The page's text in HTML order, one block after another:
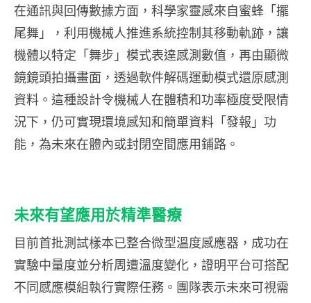
在通訊與回傳數據方面，科學家靈感來自蜜蜂「擺
尾舞」，利用機械人推進系統控制其移動軌跡，讓
機體以特定「舞步」模式表達感測數值，再由顯微
鏡鏡頭拍攝畫面，透過軟件解碼運動模式還原感測
資料。這種設計令機械人在體積和功率極度受限情
況下，仍可實現環境感知和簡單資料「發報」功
能，為未來在體內或封閉空間應用鋪路。
未來有望應用於精準醫療
目前首批測試樣本已整合微型溫度感應器，成功在
實驗中量度並分析周遭溫度變化，證明平台可搭配
不同感應模組執行實際任務。團隊表示未來可視需